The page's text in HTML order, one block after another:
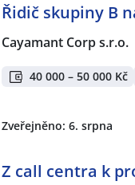
Řidič skupiny B
Cayamant Corp s.r.o.
40 000 – 50 000 Kč
Zveřejněno: 6. srpna
Z call centra k